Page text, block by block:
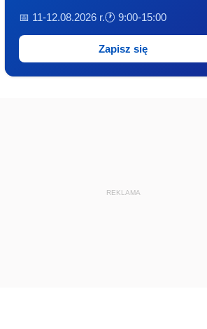
📅 11-12.08.2026 r.🕐 9:00-15:00
Zapisz się
REKLAMA